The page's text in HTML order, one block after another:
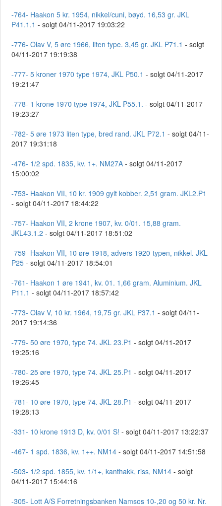
-764- Haakon 5 kr. 1954, nikkel/cuni, bøyd. 16,53 gr. JKL
P41.1.1 - solgt 04/11-2017 19:03:22
-776- Olav V, 5 øre 1966, liten type. 3,45 gr. JKL P71.1 - solgt
04/11-2017 19:19:38
-777- 5 kroner 1970 type 1974, JKL P50.1 - solgt 04/11-2017
19:21:47
-778- 1 krone 1970 type 1974, JKL P55.1. - solgt 04/11-2017
19:23:27
-782- 5 øre 1973 liten type, bred rand. JKL P72.1 - solgt 04/11-
2017 19:31:18
-476- 1/2 spd. 1835, kv. 1+. NM27A - solgt 04/11-2017
15:00:02
-753- Haakon VII, 10 kr. 1909 gylt kobber. 2,51 gram. JKL2.P1
- solgt 04/11-2017 18:44:22
-757- Haakon VII, 2 krone 1907, kv. 0/01. 15,88 gram.
JKL43.1.2 - solgt 04/11-2017 18:51:02
-759- Haakon VII, 10 øre 1918, advers 1920-typen, nikkel. JKL
P25 - solgt 04/11-2017 18:54:01
-761- Haakon 1 øre 1941, kv. 01. 1,66 gram. Aluminium. JKL
P11.1 - solgt 04/11-2017 18:57:42
-773- Olav V, 10 kr. 1964, 19,75 gr. JKL P37.1 - solgt 04/11-
2017 19:14:36
-779- 50 øre 1970, type 74. JKL 23.P1 - solgt 04/11-2017
19:25:16
-780- 25 øre 1970, type 74. JKL 25.P1 - solgt 04/11-2017
19:26:45
-781- 10 øre 1970, type 74. JKL 28.P1 - solgt 04/11-2017
19:28:13
-331- 10 krone 1913 D, kv. 0/01 S! - solgt 04/11-2017 13:22:37
-467- 1 spd. 1836, kv. 1++. NM14 - solgt 04/11-2017 14:51:58
-503- 1/2 spd. 1855, kv. 1/1+, kanthakk, riss, NM14 - solgt
04/11-2017 15:44:16
-305- Lott A/S Forretningsbanken Namsos 10-,20 og 50 kr. Nr.